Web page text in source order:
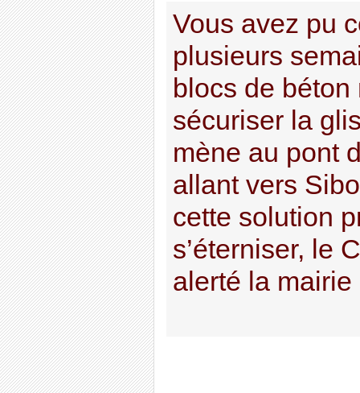
Vous avez pu
plusieurs
blocs de
sécuriser la
mène au pont
allant vers
cette solution
s’éterniser, le
alerté la